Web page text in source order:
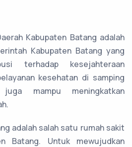
Kabupaten Batang adalah
Kabupaten Batang yang
terhadap kesejahteraan
kesehatan di samping
mampu meningkatkan
adalah salah satu rumah sakit
Batang. Untuk mewujudkan